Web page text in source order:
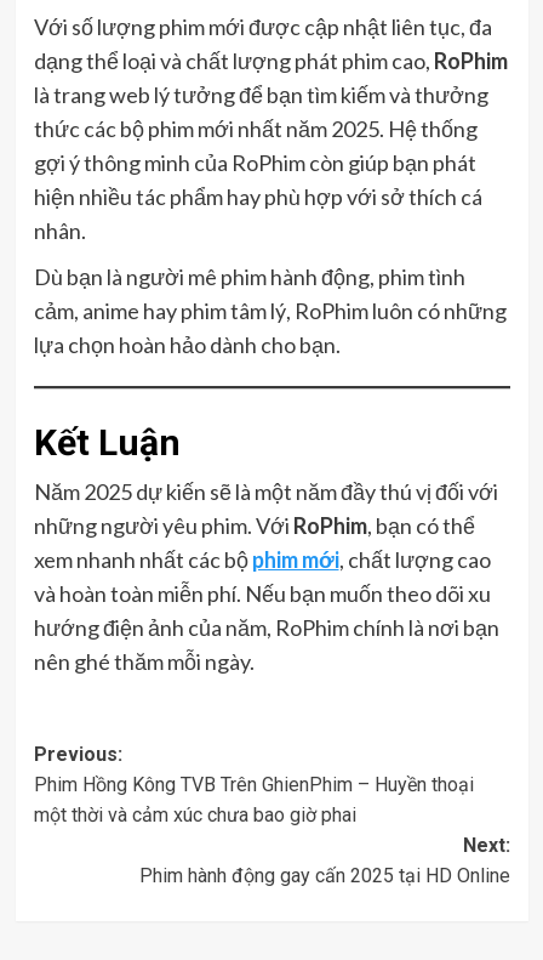
Với số lượng phim mới được cập nhật liên tục, đa
dạng thể loại và chất lượng phát phim cao, RoPhim
là trang web lý tưởng để bạn tìm kiếm và thưởng
thức các bộ phim mới nhất năm 2025. Hệ thống
gợi ý thông minh của RoPhim còn giúp bạn phát
hiện nhiều tác phẩm hay phù hợp với sở thích cá
nhân.
Dù bạn là người mê phim hành động, phim tình
cảm, anime hay phim tâm lý, RoPhim luôn có những
lựa chọn hoàn hảo dành cho bạn.
Kết Luận
Năm 2025 dự kiến sẽ là một năm đầy thú vị đối với
những người yêu phim. Với RoPhim, bạn có thể
xem nhanh nhất các bộphim mới, chất lượng cao
và hoàn toàn miễn phí. Nếu bạn muốn theo dõi xu
hướng điện ảnh của năm, RoPhim chính là nơi bạn
nên ghé thăm mỗi ngày.
Post
navigation
Previous:
Phim Hồng Kông TVB Trên GhienPhim – Huyền thoại
một thời và cảm xúc chưa bao giờ phai
Next:
Phim hành động gay cấn 2025 tại HD Online